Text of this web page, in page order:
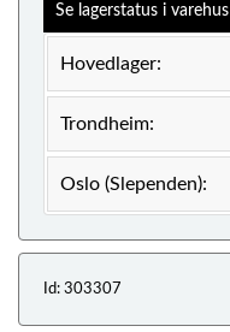
Se lagerstatus i varehus
Hovedlager:
Trondheim:
Oslo (Slependen):
Id: 303307